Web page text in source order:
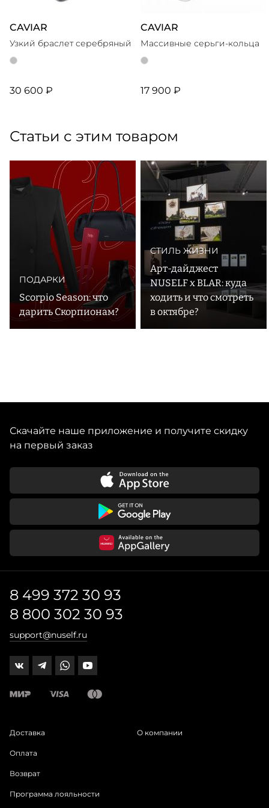
CAVIAR
Узкий браслет серебряный
30 600 ₽
CAVIAR
Массивные серьги-кольца
17 900 ₽
Статьи с этим товаром
ПОДАРКИ
Scorpio Season: что
дарить Скорпионам?
СТИЛЬ ЖИЗНИ
Арт-дайджест
NUSELF x BLAR: куда
ходить и что смотреть
в октябре?
Скачайте наше приложение и получите скидку
на первый заказ
8 499 372 30 93
8 800 302 30 93
support@nuself.ru
Доставка
Оплата
Возврат
Программа лояльности
О компании